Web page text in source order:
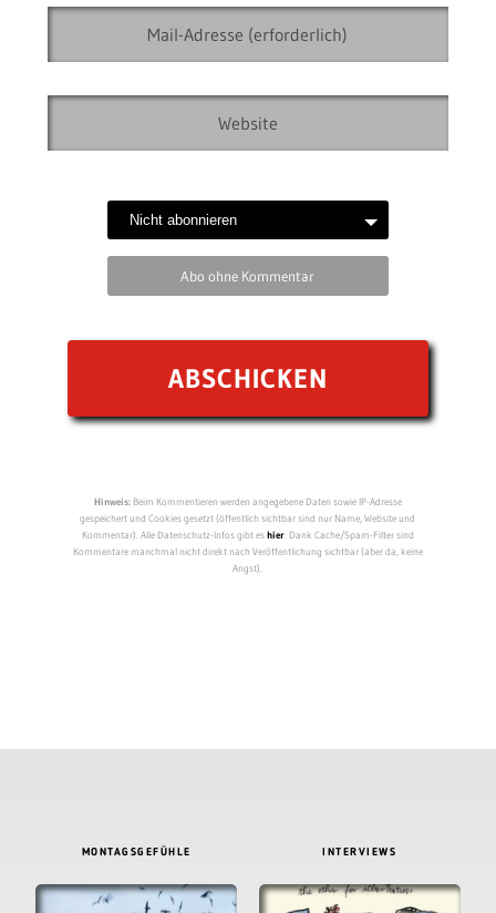
Abo ohne Kommentar
Hinweis:Beim Kommentieren werden angegebene Daten sowie IP-Adresse
gespeichert und Cookies gesetzt (öffentlich sichtbar sind nur Name, Website und
Kommentar). Alle Datenschutz-Infos gibt eshier. Dank Cache/Spam-Filter sind
Kommentare manchmal nicht direkt nach Veröffentlichung sichtbar (aber da, keine
Angst).
MONTAGSGEFÜHLE INTERVIEWS